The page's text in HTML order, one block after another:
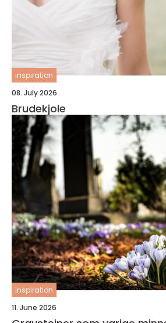
inspiration
08. July 2026
Brudekjole
inspiration
11. June 2026